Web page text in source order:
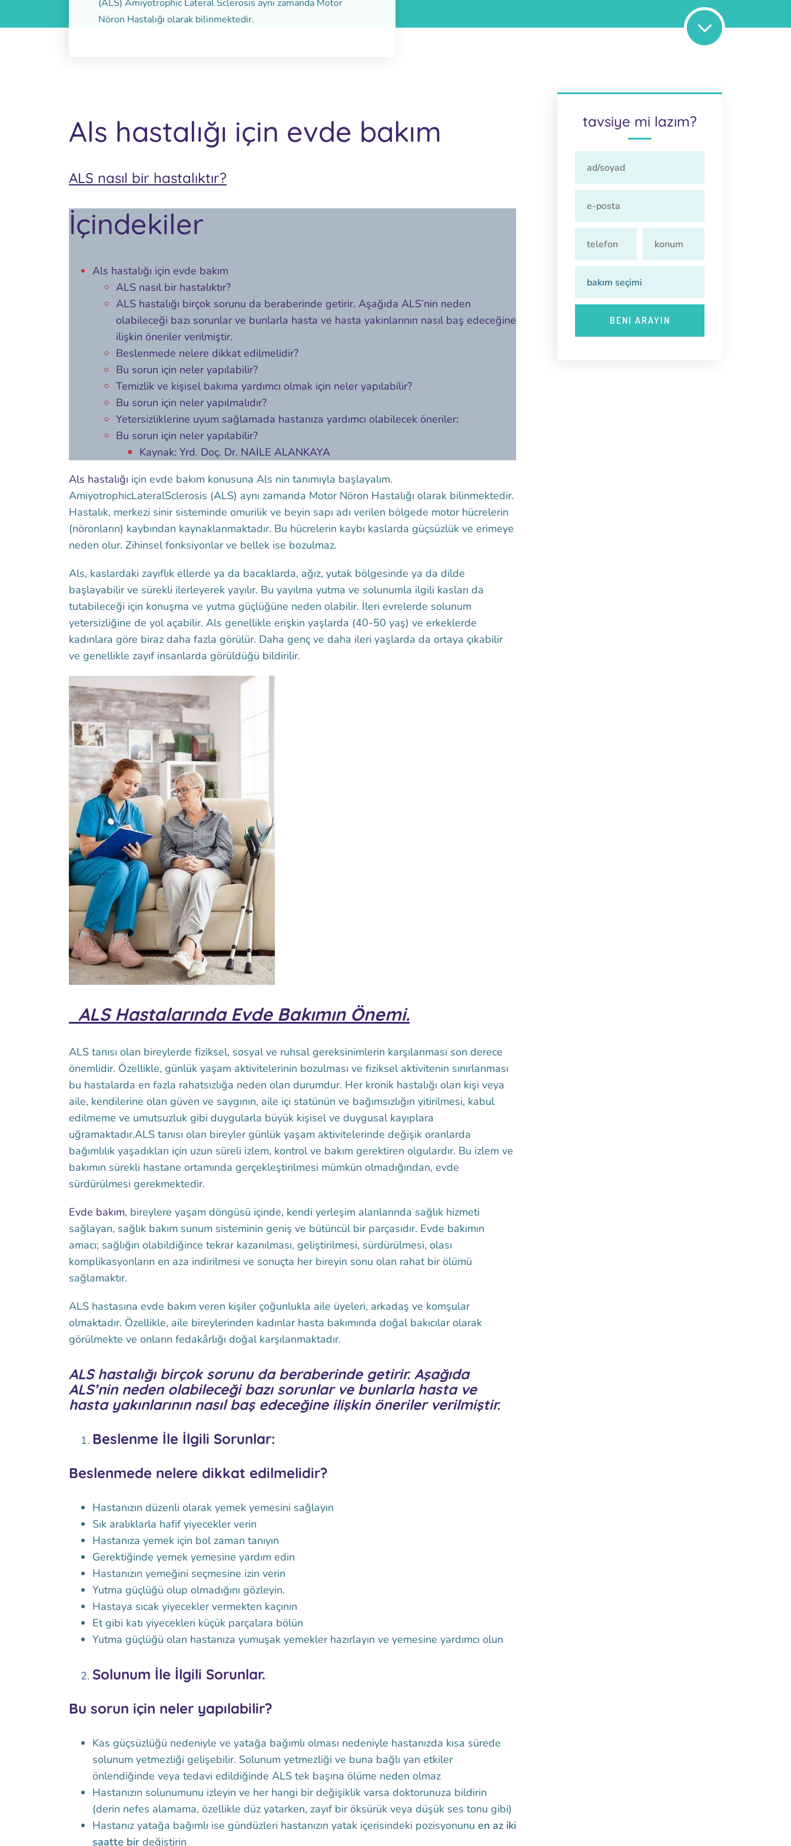
(ALS) Amiyotrophic Lateral Sclerosis aynı zamanda Motor
Nöron Hastalığı olarak bilinmektedir.
Als hastalığı için evde bakım
ALS nasıl bir hastalıktır?
İçindekiler
Als hastalığı için evde bakım
ALS nasıl bir hastalıktır?
ALS hastalığı birçok sorunu da beraberinde getirir. Aşağıda ALS’nin neden
olabileceği bazı sorunlar ve bunlarla hasta ve hasta yakınlarının nasıl baş edeceğine
ilişkin öneriler verilmiştir.
Beslenmede nelere dikkat edilmelidir?
Bu sorun için neler yapılabilir?
Temizlik ve kişisel bakıma yardımcı olmak için neler yapılabilir?
Bu sorun için neler yapılmalıdır?
Yetersizliklerine uyum sağlamada hastanıza yardımcı olabilecek öneriler:
Bu sorun için neler yapılabilir?
Kaynak: Yrd. Doç. Dr. NAİLE ALANKAYA
Als hastalığı için evde bakım konusuna Als nin tanımıyla başlayalım.
AmiyotrophicLateralSclerosis (ALS) aynı zamanda Motor Nöron Hastalığı olarak bilinmektedir.
Hastalık, merkezi sinir sisteminde omurilik ve beyin sapı adı verilen bölgede motor hücrelerin
(nöronların) kaybından kaynaklanmaktadır. Bu hücrelerin kaybı kaslarda güçsüzlük ve erimeye
neden olur. Zihinsel fonksiyonlar ve bellek ise bozulmaz.
Als, kaslardaki zayıflık ellerde ya da bacaklarda, ağız, yutak bölgesinde ya da dilde
başlayabilir ve sürekli ilerleyerek yayılır. Bu yayılma yutma ve solunumla ilgili kasları da
tutabileceği için konuşma ve yutma güçlüğüne neden olabilir. İleri evrelerde solunum
yetersizliğine de yol açabilir. Als genellikle erişkin yaşlarda (40-50 yaş) ve erkeklerde
kadınlara göre biraz daha fazla görülür. Daha genç ve daha ileri yaşlarda da ortaya çıkabilir
ve genellikle zayıf insanlarda görüldüğü bildirilir.
ALS Hastalarında Evde Bakımın Önemi.
ALS tanısı olan bireylerde fiziksel, sosyal ve ruhsal gereksinimlerin karşılanması son derece
önemlidir. Özellikle, günlük yaşam aktivitelerinin bozulması ve fiziksel aktivitenin sınırlanması
bu hastalarda en fazla rahatsızlığa neden olan durumdur. Her kronik hastalığı olan kişi veya
aile, kendilerine olan güven ve saygının, aile içi statünün ve bağımsızlığın yitirilmesi, kabul
edilmeme ve umutsuzluk gibi duygularla büyük kişisel ve duygusal kayıplara
uğramaktadır.ALS tanısı olan bireyler günlük yaşam aktivitelerinde değişik oranlarda
bağımlılık yaşadıkları için uzun süreli izlem, kontrol ve bakım gerektiren olgulardır. Bu izlem ve
bakımın sürekli hastane ortamında gerçekleştirilmesi mümkün olmadığından, evde
sürdürülmesi gerekmektedir.
Evde bakım, bireylere yaşam döngüsü içinde, kendi yerleşim alanlarında sağlık hizmeti
sağlayan, sağlık bakım sunum sisteminin geniş ve bütüncül bir parçasıdır. Evde bakımın
amacı; sağlığın olabildiğince tekrar kazanılması, geliştirilmesi, sürdürülmesi, olası
komplikasyonların en aza indirilmesi ve sonuçta her bireyin sonu olan rahat bir ölümü
sağlamaktır.
ALS hastasına evde bakım veren kişiler çoğunlukla aile üyeleri, arkadaş ve komşular
olmaktadır. Özellikle, aile bireylerinden kadınlar hasta bakımında doğal bakıcılar olarak
görülmekte ve onların fedakârlığı doğal karşılanmaktadır.
ALS hastalığı birçok sorunu da beraberinde getirir. Aşağıda
ALS’nin neden olabileceği bazı sorunlar ve bunlarla hasta ve
hasta yakınlarının nasıl baş edeceğine ilişkin öneriler verilmiştir.
Beslenme İle İlgili Sorunlar:
Beslenmede nelere dikkat edilmelidir?
Hastanızın düzenli olarak yemek yemesini sağlayın
Sık aralıklarla hafif yiyecekler verin
Hastanıza yemek için bol zaman tanıyın
Gerektiğinde yemek yemesine yardım edin
Hastanızın yemeğini seçmesine izin verin
Yutma güçlüğü olup olmadığını gözleyin.
Hastaya sıcak yiyecekler vermekten kaçının
Et gibi katı yiyecekleri küçük parçalara bölün
Yutma güçlüğü olan hastanıza yumuşak yemekler hazırlayın ve yemesine yardımcı olun
Solunum İle İlgili Sorunlar.
Bu sorun için neler yapılabilir?
Kas güçsüzlüğü nedeniyle ve yatağa bağımlı olması nedeniyle hastanızda kısa sürede
solunum yetmezliği gelişebilir. Solunum yetmezliği ve buna bağlı yan etkiler
önlendiğinde veya tedavi edildiğinde ALS tek başına ölüme neden olmaz
Hastanızın solunumunu izleyin ve her hangi bir değişiklik varsa doktorunuza bildirin
(derin nefes alamama, özellikle düz yatarken, zayıf bir öksürük veya düşük ses tonu gibi)
Hastanız yatağa bağımlı ise gündüzleri hastanızın yatak içerisindeki pozisyonunu en az iki
saatte bir değiştirin
tavsiye mi lazım?